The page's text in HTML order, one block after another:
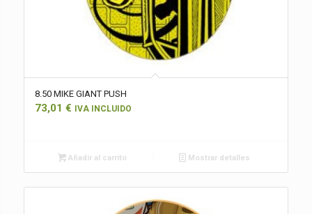
8.50 MIKE GIANT PUSH
73,01 € IVA INCLUIDO
Añadir al carrito Mostrar detalles